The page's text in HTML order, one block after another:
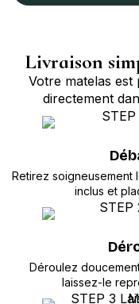
Livraison
Votre matelas est
directement
Retirez soigneusement
inclus et
Déroulez
laissez-le